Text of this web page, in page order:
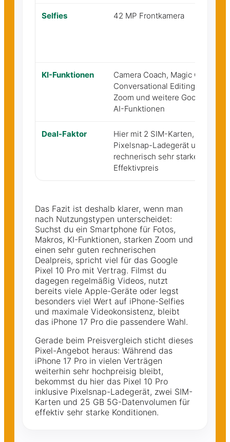
Selfies 42 MP Frontkamera
KI-Funktionen
Camera Coach, Magic Cue,
Conversational Editing, Pro
Zoom und weitere Google-
AI-Funktionen
Deal-Faktor
Hier mit 2 SIM-Karten,
Pixelsnap-Ladegerät und
rechnerisch sehr starkem
Effektivpreis
Das Fazit ist deshalb klarer, wenn man
nach Nutzungstypen unterscheidet:
Suchst du ein Smartphone für Fotos,
Makros, KI-Funktionen, starken Zoom und
einen sehr guten rechnerischen
Dealpreis, spricht viel für das Google
Pixel 10 Pro mit Vertrag. Filmst du
dagegen regelmäßig Videos, nutzt
bereits viele Apple-Geräte oder legst
besonders viel Wert auf iPhone-Selfies
und maximale Videokonsistenz, bleibt
das iPhone 17 Pro die passendere Wahl.
Gerade beim Preisvergleich sticht dieses
Pixel-Angebot heraus: Während das
iPhone 17 Pro in vielen Verträgen
weiterhin sehr hochpreisig bleibt,
bekommst du hier das Pixel 10 Pro
inklusive Pixelsnap-Ladegerät, zwei SIM-
Karten und 25 GB 5G-Datenvolumen für
effektiv sehr starke Konditionen.